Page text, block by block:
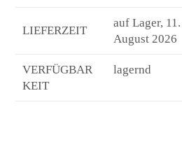
LIEFERZEIT
auf Lager,
August 2026
VERFÜGBAR
KEIT
lagernd